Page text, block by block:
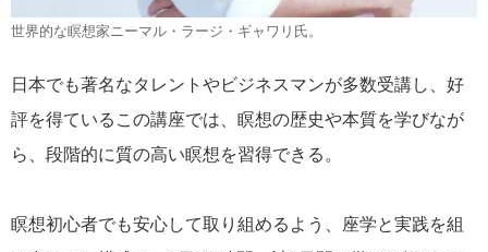
世界的な瞑想家ニーマル・ラージ・ギャワリ氏。
日本でも著名なタレントやビジネスマンが多数受講し、好
評を得ているこの講座では、瞑想の歴史や本質を学びなが
ら、段階的に質の高い瞑想を習得できる。
瞑想初心者でも安心して取り組めるよう、座学と実践を組